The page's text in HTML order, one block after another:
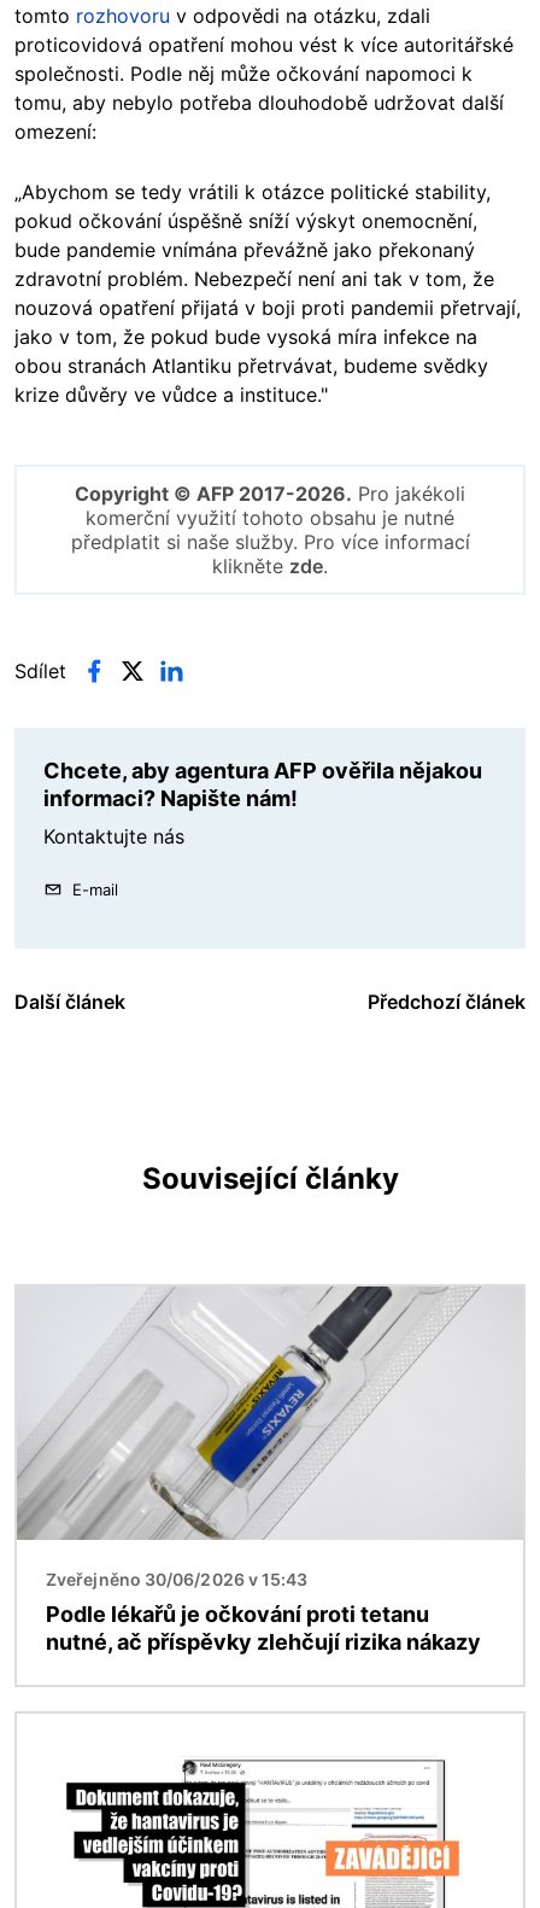
tomto rozhovoru v odpovědi na otázku, zdali
proticovidová opatření mohou vést k více autoritářské
společnosti. Podle něj může očkování napomoci k
tomu, aby nebylo potřeba dlouhodobě udržovat další
omezení:
„Abychom se tedy vrátili k otázce politické stability,
pokud očkování úspěšně sníží výskyt onemocnění,
bude pandemie vnímána převážně jako překonaný
zdravotní problém. Nebezpečí není ani tak v tom, že
nouzová opatření přijatá v boji proti pandemii přetrvají,
jako v tom, že pokud bude vysoká míra infekce na
obou stranách Atlantiku přetrvávat, budeme svědky
krize důvěry ve vůdce a instituce."
Copyright © AFP 2017-2026. Pro jakékoli
komerční využití tohoto obsahu je nutné
předplatit si naše služby. Pro více informací
klikněte zde.
Sdílet
Chcete, aby agentura AFP ověřila nějakou
informaci? Napište nám!
Kontaktujte nás
E-mail
Další článek Předchozí článek
Související články
Zveřejněno 30/06/2026 v 15:43
Podle lékařů je očkování proti tetanu
nutné, ač příspěvky zlehčují rizika nákazy